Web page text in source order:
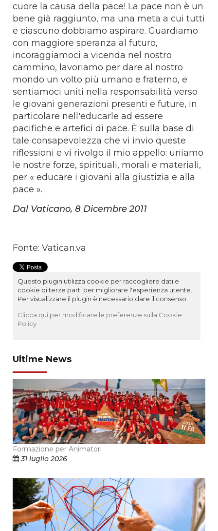
cuore la causa della pace! La pace non è un
bene già raggiunto, ma una meta a cui tutti
e ciascuno dobbiamo aspirare. Guardiamo
con maggiore speranza al futuro,
incoraggiamoci a vicenda nel nostro
cammino, lavoriamo per dare al nostro
mondo un volto più umano e fraterno, e
sentiamoci uniti nella responsabilità verso
le giovani generazioni presenti e future, in
particolare nell'educarle ad essere
pacifiche e artefici di pace. È sulla base di
tale consapevolezza che vi invio queste
riflessioni e vi rivolgo il mio appello: uniamo
le nostre forze, spirituali, morali e materiali,
per « educare i giovani alla giustizia e alla
pace ».
Dal Vaticano, 8 Dicembre 2011
Fonte: Vatican.va
Questo plugin utilizza cookie per raccogliere dati e
cookie di terze parti per migliorare l'esperienza utente.
Per visualizzare il plugin è necessario dare il consenso.
Clicca qui per modificare le preferenze sulla Cookie
Policy
Ultime News
Formazione per Animatori
31 luglio 2026